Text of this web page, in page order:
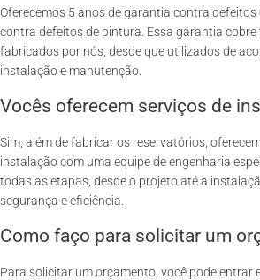
Oferecemos 5 anos de garantia contra
contra defeitos de pintura. Essa garantia
fabricados por nós, desde que utilizados de
instalação e manutenção.
Vocês oferecem serviços de
Sim, além de fabricar os reservatórios,
instalação com uma equipe de engenharia
todas as etapas, desde o projeto até a
segurança e eficiência.
Como faço para solicitar um
Para solicitar um orçamento, você pode entrar